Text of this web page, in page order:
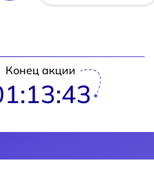
Конец акции